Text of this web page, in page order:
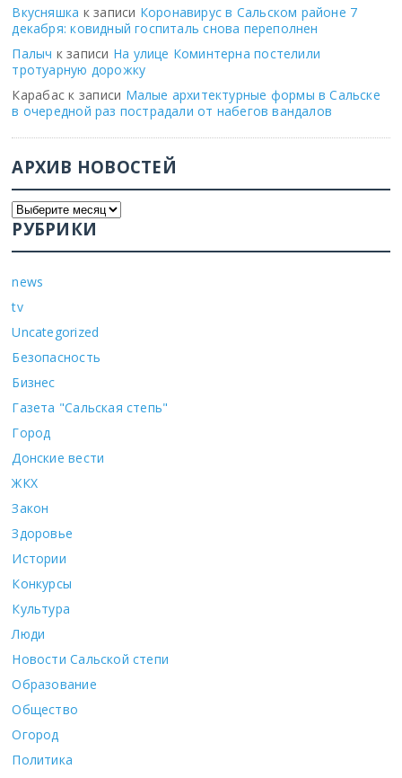
Вкусняшка к записи Коронавирус в Сальском районе 7
декабря: ковидный госпиталь снова переполнен
Палыч к записи На улице Коминтерна постелили
тротуарную дорожку
Карабас к записи Малые архитектурные формы в Сальске
в очередной раз пострадали от набегов вандалов
АРХИВ НОВОСТЕЙ
РУБРИКИ
news
tv
Uncategorized
Безопасность
Бизнес
Газета "Сальская степь"
Город
Донские вести
ЖКХ
Закон
Здоровье
Истории
Конкурсы
Культура
Люди
Новости Сальской степи
Образование
Общество
Огород
Политика